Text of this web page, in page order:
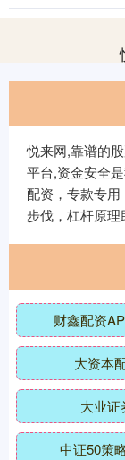
悦来网,靠谱的
平台,资金安全
配资，专款专
步伐，杠杆原理
财鑫配资
大资本
大业证
中证50策